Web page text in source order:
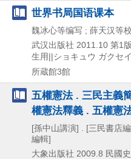
世界书局国语课本
魏冰心等编写 ; 薛天汉等
武汉出版社 2011.10 第1版
生用||ショキュウ ガクセ
所蔵館3館
五權憲法 . 三民主義
權憲法釋義 . 五權憲
[孫中山講演] . [三民書店
編輯]
大象出版社 2009.8 民國